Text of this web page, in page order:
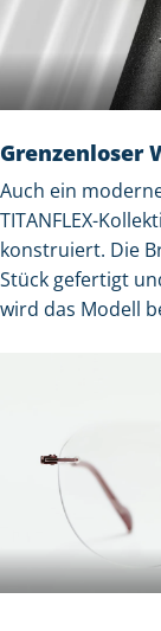
Grenzenloser
Auch ein
TITANFLEX-
konstruiert. Die
Stück gefertigt
wird das Modell